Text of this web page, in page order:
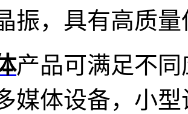
振，具有高质
产品可满足不
媒体设备，小